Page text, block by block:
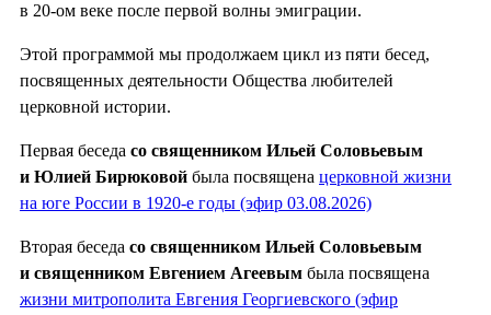
в 20-ом веке после первой волны эмиграции.
Этой программой мы продолжаем цикл из пяти бесед,
посвященных деятельности Общества любителей
церковной истории.
Первая беседа со священником Ильей Соловьевым
и Юлией Бирюковой была посвящена церковной жизни
на юге России в 1920-е годы (эфир 03.08.2026)
Вторая беседа со священником Ильей Соловьевым
и священником Евгением Агеевым была посвящена
жизни митрополита Евгения Георгиевского (эфир